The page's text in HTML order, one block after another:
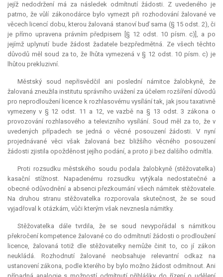
jejíž nedodržení má za následek odmítnutí žádosti. Z uvedeného je
patrno, že vůlí zákonodárce bylo vymezit při rozhodování žalované ve
věcech licencí dobu, kterou žalovaná stanoví buď sama (§ 15 odst. 2), či
je přímo upravena právním předpisem [§ 12 odst. 10 písm. c)], a po
jejímž uplynutí bude žádost žadatele bezpředmětná. Ze všech těchto
důvodů měl soud za to, že lhůta vymezená v § 12 odst. 10 písm. c) je
lhůtou prekluzivní.
Městský soud nepřisvědčil ani poslední námitce žalobkyně, že
žalovaná zneužila institutu správního uvážení za účelem rozšíření důvodů
pro neprodloužení licence k rozhlasovému vysílání tak, jak jsou taxativně
vymezeny v § 12 odst. 11 a 12, ve vazbě na § 13 odst. 3 zákona o
provozování rozhlasového a televizního vysílání. Soud měl za to, že v
uvedených případech se jedná o věcné posouzení žádosti. V nyní
projednávané věci však žalovaná bez bližšího věcného posouzení
žádosti zjistila opožděnost jejího podání, a proto ji bez dalšího odmítla.
Proti rozsudku městského soudu podala žalobkyně (stěžovatelka)
kasační stížnost. Napadenému rozsudku vytýkala nedostatečné a
obecné odůvodnění a absenci přezkoumání všech námitek stěžovatele.
Na druhou stranu stěžovatelka rozporovala skutečnost, že se soud
vyjadřoval k otázkám, vůči kterým však nevznesla námitky.
Stěžovatelka dále tvrdila, že se soud nevypořádal s námitkou
překročení kompetence žalované co do odmítnutí žádosti o prodloužení
licence, žalovaná totiž dle stěžovatelky nemůže činit to, co jí zákon
neukládá. Rozhodnutí žalované neobsahuje relevantníodkaz na
ustanovení zákona, podle kterého by bylo možno žádost odmítnout. Ani